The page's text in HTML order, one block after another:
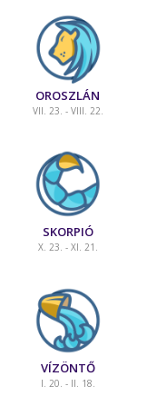
OROSZLÁN
VII. 23. - VIII. 22.
SKORPIÓ
X. 23. - XI. 21.
VÍZÖNTŐ
I. 20. - II. 18.